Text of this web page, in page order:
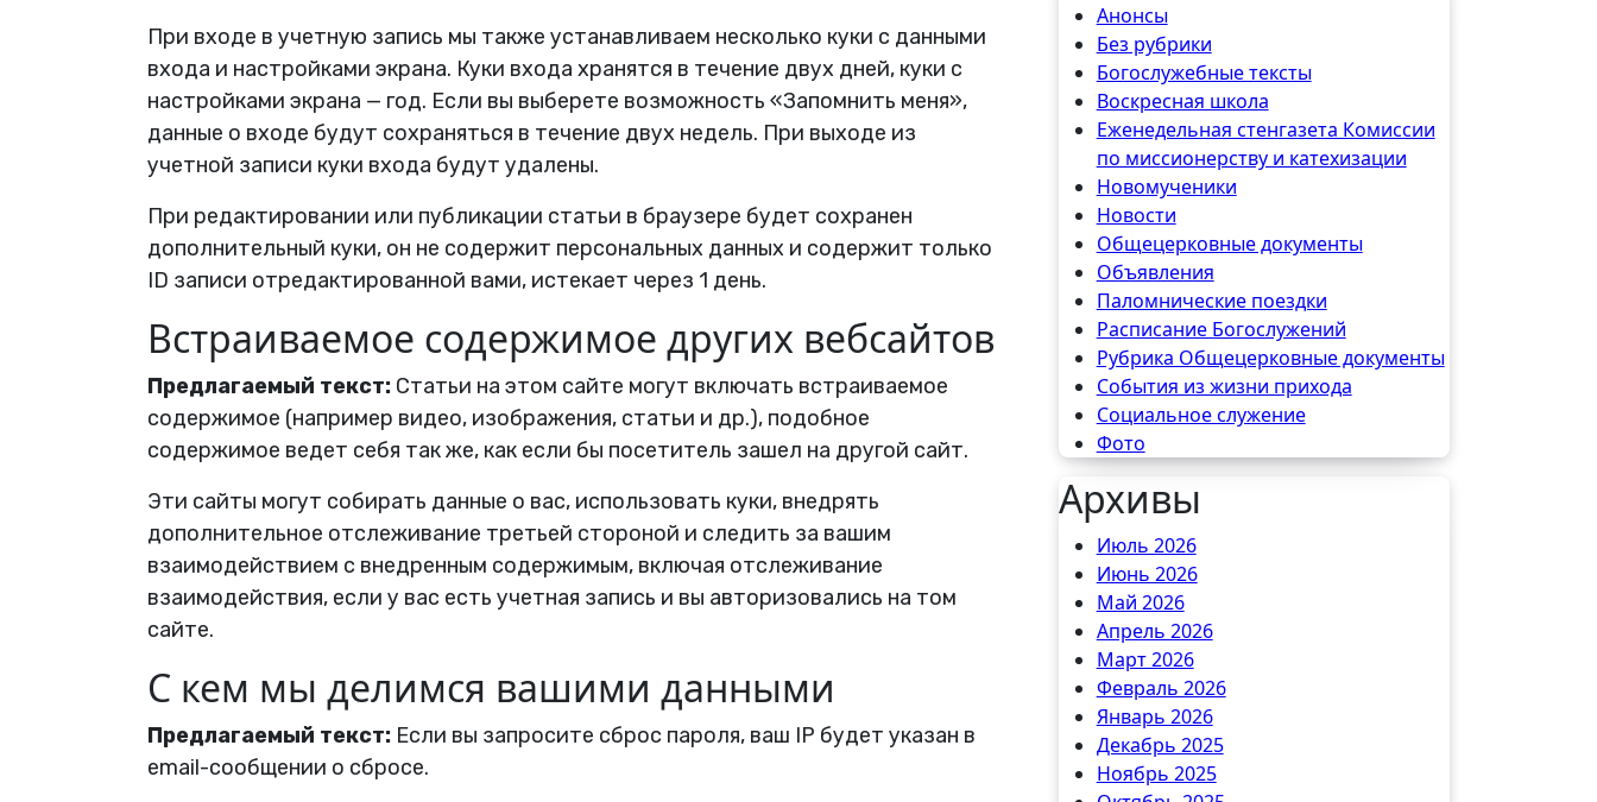
При входе в учетную запись мы также устанавливаем несколько куки с данными
входа и настройками экрана. Куки входа хранятся в течение двух дней, куки с
настройками экрана — год. Если вы выберете возможность «Запомнить меня»,
данные о входе будут сохраняться в течение двух недель. При выходе из
учетной записи куки входа будут удалены.
При редактировании или публикации статьи в браузере будет сохранен
дополнительный куки, он не содержит персональных данных и содержит только
ID записи отредактированной вами, истекает через 1 день.
Встраиваемое содержимое других вебсайтов
Предлагаемый текст: Статьи на этом сайте могут включать встраиваемое
содержимое (например видео, изображения, статьи и др.), подобное
содержимое ведет себя так же, как если бы посетитель зашел на другой сайт.
Эти сайты могут собирать данные о вас, использовать куки, внедрять
дополнительное отслеживание третьей стороной и следить за вашим
взаимодействием с внедренным содержимым, включая отслеживание
взаимодействия, если у вас есть учетная запись и вы авторизовались на том
сайте.
С кем мы делимся вашими данными
Предлагаемый текст: Если вы запросите сброс пароля, ваш IP будет указан в
email-сообщении о сбросе.
Анонсы
Без рубрики
Богослужебные тексты
Воскресная школа
Еженедельная стенгазета Комиссии
по миссионерству и катехизации
Новомученики
Новости
Общецерковные документы
Объявления
Паломнические поездки
Расписание Богослужений
Рубрика Общецерковные документы
События из жизни прихода
Социальное служение
Фото
Архивы
Июль 2026
Июнь 2026
Май 2026
Апрель 2026
Март 2026
Февраль 2026
Январь 2026
Декабрь 2025
Ноябрь 2025